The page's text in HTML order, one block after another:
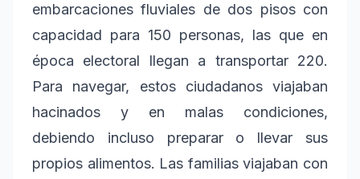
embarcaciones fluviales de dos pisos con
capacidad para 150 personas, las que en
época electoral llegan a transportar 220.
Para navegar, estos ciudadanos viajaban
hacinados y en malas condiciones,
debiendo incluso preparar o llevar sus
propios alimentos. Las familias viajaban con